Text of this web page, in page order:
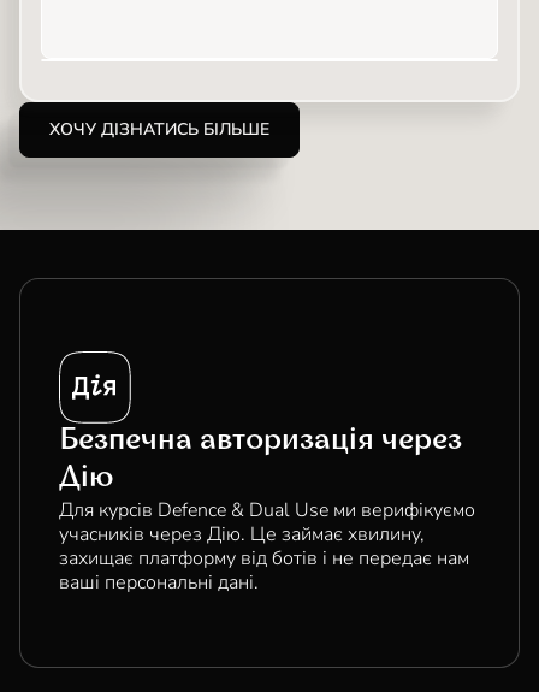
ХОЧУ ДІЗНАТИСЬ БІЛЬШЕ
Безпечна авторизація через
Дію
Для курсів Defence & Dual Use ми верифікуємо
учасників через Дію. Це займає хвилину,
захищає платформу від ботів і не передає нам
ваші персональні дані.